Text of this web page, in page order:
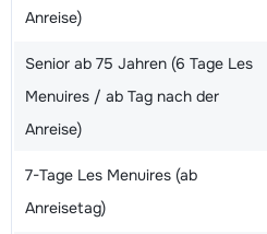
Anreise)
Senior ab 75 Jahren (6 Tage Les
Menuires / ab Tag nach der
Anreise)
7-Tage Les Menuires (ab
Anreisetag)